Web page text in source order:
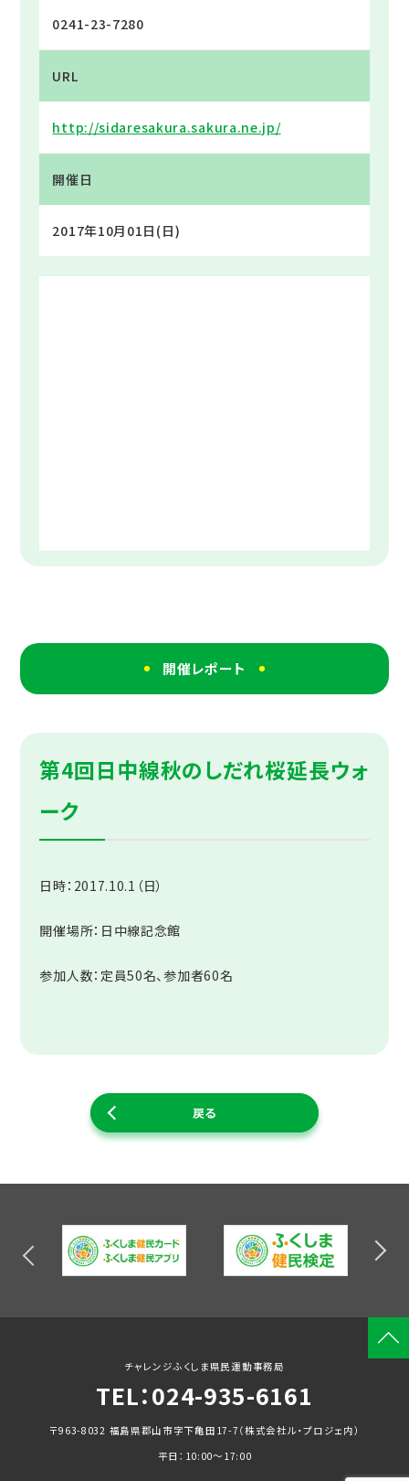
0241-23-7280
URL
http://sidaresakura.sakura.ne.jp/
開催日
2017年10月01日(日)
開催レポート
第4回日中線秋のしだれ桜延長ウォ
ーク
日時：2017.10.1（日）
開催場所：日中線記念館
参加人数：定員50名、参加者60名
戻る
チャレンジふくしま 県民運動事務局
TEL：024-935-6161
〒963-8032 福島県郡山市字下亀田17-7（株式会社ル・プロジェ内）
平日：10:00〜17:00